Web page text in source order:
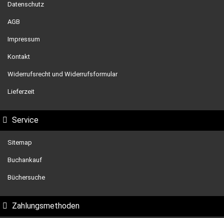
Datenschutz
AGB
Impressum
Kontakt
Widerrufsrecht und Widerrufsformular
Lieferzeit
Service
Sitemap
Buchankauf
Büchersuche
Zahlungsmethoden